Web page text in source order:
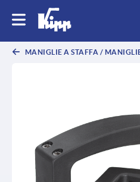
MANIGLIE A STAFFA /